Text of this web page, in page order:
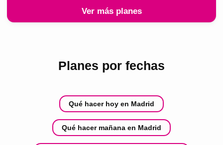
Ver más planes
Planes por fechas
Qué hacer hoy en Madrid
Qué hacer mañana en Madrid